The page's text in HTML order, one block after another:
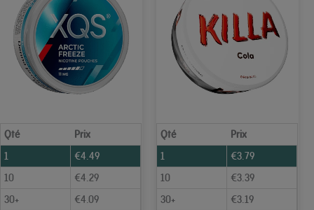
Qté
Prix
1
€4.49
10
€4.29
30+
€4.09
Qté
Prix
1
€3.79
10
€3.39
30+
€3.19